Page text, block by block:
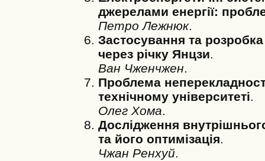
джерелами енергії:
Петро Лежнюк.
Застосування та
через річку Янцзи.
Ван Чженчжен.
Проблема
технічному університеті.
Олег Хома.
Дослідження
та його оптимізація.
Чжан Ренхуй.